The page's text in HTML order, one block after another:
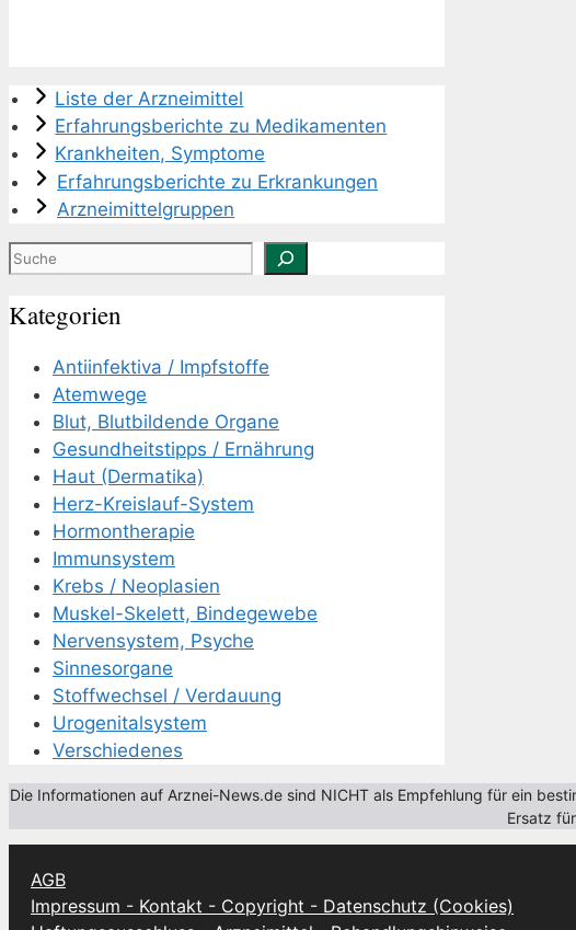
Liste der Arzneimittel
Erfahrungsberichte zu Medikamenten
Krankheiten, Symptome
Erfahrungsberichte zu Erkrankungen
Arzneimittelgruppen
Suchen
Kategorien
Antiinfektiva / Impfstoffe
Atemwege
Blut, Blutbildende Organe
Gesundheitstipps / Ernährung
Haut (Dermatika)
Herz-Kreislauf-System
Hormontherapie
Immunsystem
Krebs / Neoplasien
Muskel-Skelett, Bindegewebe
Nervensystem, Psyche
Sinnesorgane
Stoffwechsel / Verdauung
Urogenitalsystem
Verschiedenes
Die Informationen auf Arznei-News.de sind NICHT als Empfehlung für ein
Ersatz
AGB
Impressum - Kontakt - Copyright - Datenschutz (Cookies)